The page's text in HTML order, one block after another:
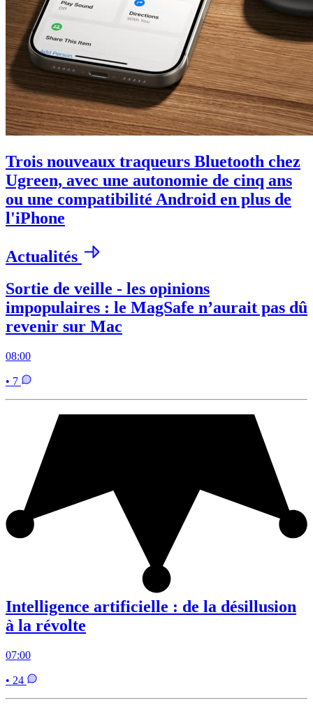
Trois nouveaux traqueurs Bluetooth chez
Ugreen, avec une autonomie de cinq ans
ou une compatibilité Android en plus de
l'iPhone
Actualités
Sortie de veille - les opinions
impopulaires : le MagSafe n’aurait pas dû
revenir sur Mac
08:00
• 7
Intelligence artificielle : de la désillusion
à la révolte
07:00
• 24